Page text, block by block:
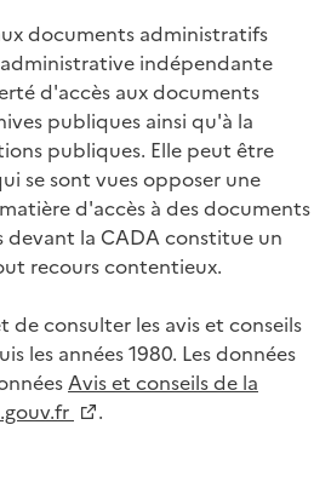
documents administratifs
indépendante
d'accès aux documents
publiques ainsi qu'à la
publiques. Elle peut être
se sont vues opposer une
d'accès à des documents
devant la CADA constitue un
recours contentieux.
consulter les avis et conseils
les années 1980. Les données
Avis et conseils de la
.